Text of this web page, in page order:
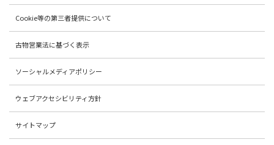
Cookie等の第三者提供について
古物営業法に基づく表示
ソーシャルメディアポリシー
ウェブアクセシビリティ方針
サイトマップ